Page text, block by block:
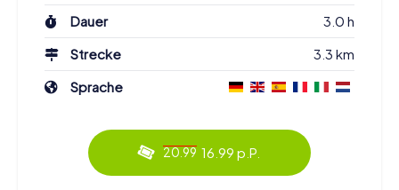
Dauer
3.0 h
Strecke
3.3 km
Sprache
20.99 16.99 p.P.